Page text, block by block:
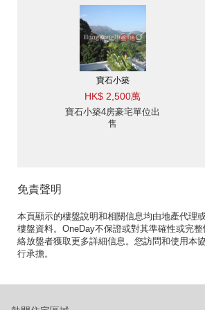
寶石小築
HK$ 2,500萬
寶石小築4房豪宅單位出
售
免責聲明
本頁顯示的樓盤說明和相關信息均由地產代理
樓盤資料。OneDay不保證或對其準確性或完
絡放盤者獲取更多詳細信息。您訪問和使用本
行承擔。